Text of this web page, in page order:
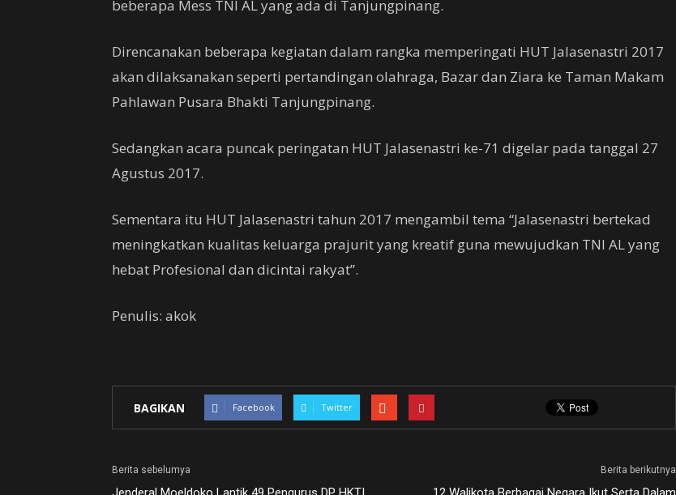
beberapa Mess TNI AL yang ada di Tanjungpinang.
Direncanakan beberapa kegiatan dalam rangka memperingati HUT Jalasenastri 2017
akan dilaksanakan seperti pertandingan olahraga, Bazar dan Ziara ke Taman Makam
Pahlawan Pusara Bhakti Tanjungpinang.
Sedangkan acara puncak peringatan HUT Jalasenastri ke-71 digelar pada tanggal 27
Agustus 2017.
Sementara itu HUT Jalasenastri tahun 2017 mengambil tema “Jalasenastri bertekad
meningkatkan kualitas keluarga prajurit yang kreatif guna mewujudkan TNI AL yang
hebat Profesional dan dicintai rakyat”.
Penulis: akok
BAGIKAN Facebook Twitter
Berita sebelumya Berita berikutnya